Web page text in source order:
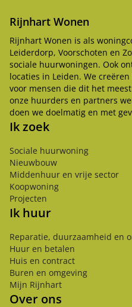
Rijnhart Wonen
Rijnhart Wonen is als
Leiderdorp, Voorschoten en
sociale huurwoningen. Ook
locaties in Leiden. We
voor mensen die dit het
onze huurders en partners
doen we doelmatig en met
Ik zoek
Sociale huurwoning
Nieuwbouw
Middenhuur en vrije sector
Koopwoning
Projecten
Ik huur
Reparatie, duurzaamheid en
Huur en betalen
Huis en contract
Buren en omgeving
Mijn Rijnhart
Over ons